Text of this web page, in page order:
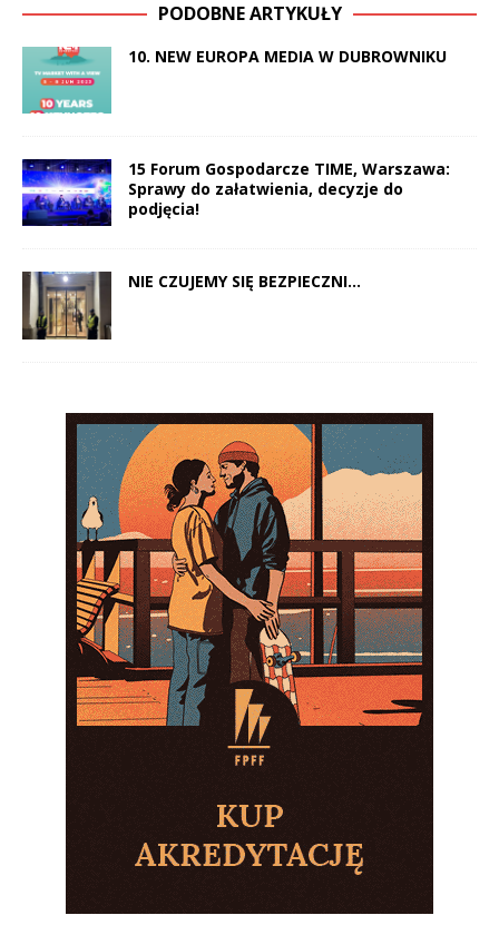
PODOBNE ARTYKUŁY
10. NEW EUROPA MEDIA W DUBROWNIKU
15 Forum Gospodarcze TIME, Warszawa:
Sprawy do załatwienia, decyzje do
podjęcia!
NIE CZUJEMY SIĘ BEZPIECZNI…